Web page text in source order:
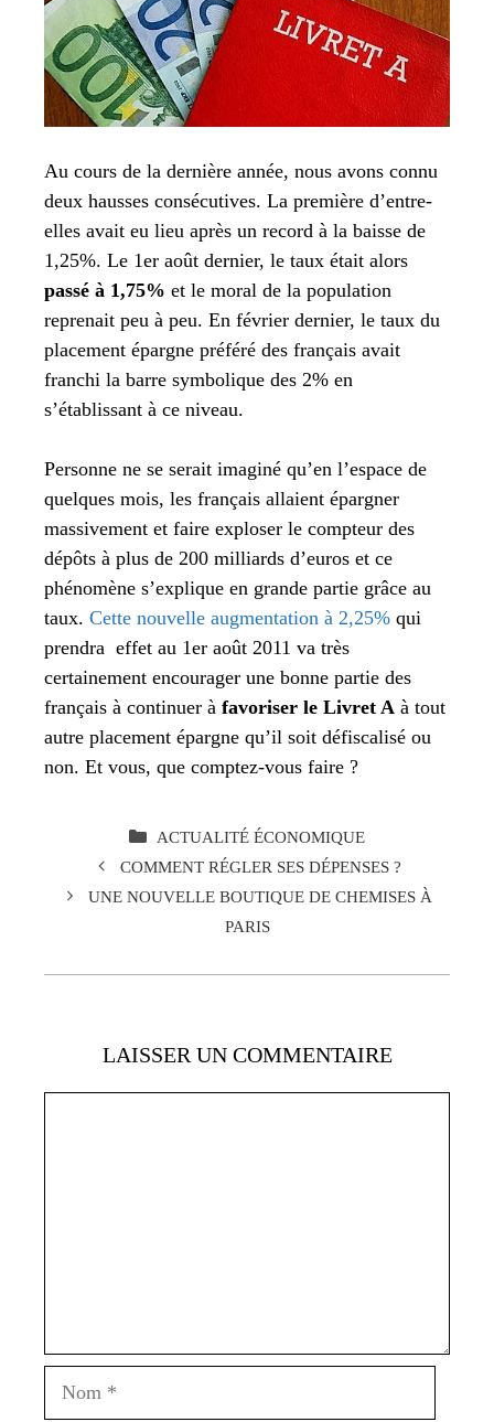
Au cours de la dernière année, nous avons connu
deux hausses consécutives. La première d’entre-
elles avait eu lieu après un record à la baisse de
1,25%. Le 1er août dernier, le taux était alors
passé à 1,75% et le moral de la population
reprenait peu à peu. En février dernier, le taux du
placement épargne préféré des français avait
franchi la barre symbolique des 2% en
s’établissant à ce niveau.
Personne ne se serait imaginé qu’en l’espace de
quelques mois, les français allaient épargner
massivement et faire exploser le compteur des
dépôts à plus de 200 milliards d’euros et ce
phénomène s’explique en grande partie grâce au
taux. Cette nouvelle augmentation à 2,25% qui
prendra effet au 1er août 2011 va très
certainement encourager une bonne partie des
français à continuer à favoriser le Livret A à tout
autre placement épargne qu’il soit défiscalisé ou
non. Et vous, que comptez-vous faire ?
CATÉGORIES
ACTUALITÉ ÉCONOMIQUE
COMMENT RÉGLER SES DÉPENSES ?
UNE NOUVELLE BOUTIQUE DE CHEMISES À
PARIS
LAISSER UN COMMENTAIRE